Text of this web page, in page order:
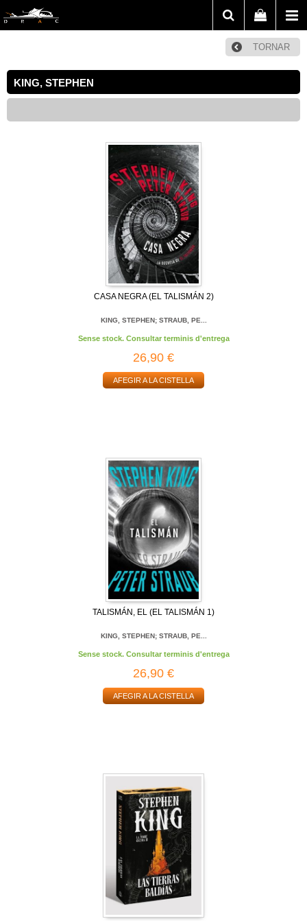
TORNAR
KING, STEPHEN
CASA NEGRA (EL TALISMÁN 2)
KING, STEPHEN; STRAUB, PE...
Sense stock. Consultar terminis d'entrega
26,90 €
AFEGIR A LA CISTELLA
TALISMÁN, EL (EL TALISMÁN 1)
KING, STEPHEN; STRAUB, PE...
Sense stock. Consultar terminis d'entrega
26,90 €
AFEGIR A LA CISTELLA